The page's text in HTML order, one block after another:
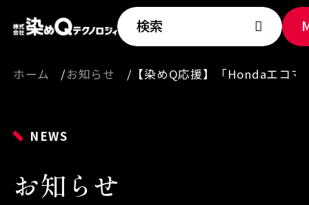
検索
ホーム お知らせ 【染めQ応援】「Hondaエコ
NEWS
お知らせ